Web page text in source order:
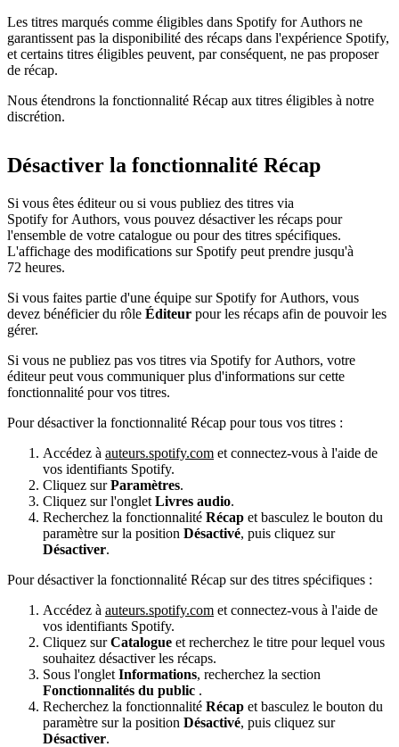
Les titres marqués comme éligibles dans Spotify for Authors ne
garantissent pas la disponibilité des récaps dans l'expérience Spotify,
et certains titres éligibles peuvent, par conséquent, ne pas proposer
de récap.
Nous étendrons la fonctionnalité Récap aux titres éligibles à notre
discrétion.
Désactiver la fonctionnalité Récap
Si vous êtes éditeur ou si vous publiez des titres via
Spotify for Authors, vous pouvez désactiver les récaps pour
l'ensemble de votre catalogue ou pour des titres spécifiques.
L'affichage des modifications sur Spotify peut prendre jusqu'à
72 heures.
Si vous faites partie d'une équipe sur Spotify for Authors, vous
devez bénéficier du rôle Éditeur pour les récaps afin de pouvoir les
gérer.
Si vous ne publiez pas vos titres via Spotify for Authors, votre
éditeur peut vous communiquer plus d'informations sur cette
fonctionnalité pour vos titres.
Pour désactiver la fonctionnalité Récap pour tous vos titres :
Accédez à auteurs.spotify.com et connectez-vous à l'aide de
vos identifiants Spotify.
Cliquez surParamètres.
Cliquez sur l'onglet Livres audio.
Recherchez la fonctionnalité Récap et basculez le bouton du
paramètre sur la position Désactivé, puis cliquez sur
Désactiver.
Pour désactiver la fonctionnalité Récap sur des titres spécifiques :
Accédez à auteurs.spotify.com et connectez-vous à l'aide de
vos identifiants Spotify.
Cliquez surCatalogue et recherchez le titre pour lequel vous
souhaitez désactiver les récaps.
Sous l'onglet Informations, recherchez la section
Fonctionnalités du public .
Recherchez la fonctionnalité Récap et basculez le bouton du
paramètre sur la position Désactivé, puis cliquez sur
Désactiver.